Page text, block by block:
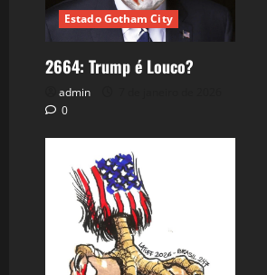
Estado Gotham City
2664: Trump é Louco?
admin
0